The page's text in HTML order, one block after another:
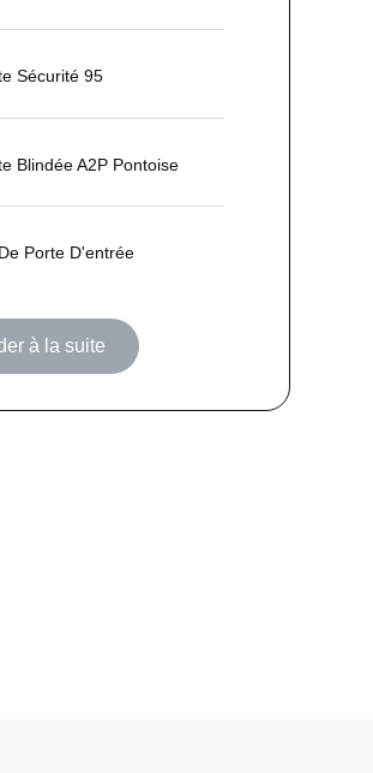
Sécurité 95
Blindée A2P Pontoise
Porte D'entrée
à la suite